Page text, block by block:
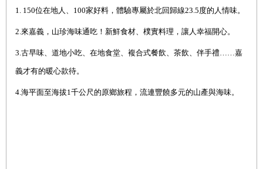
1. 150位在地人、100家好料，體驗專屬於北回歸線23.5度的人情味。
2. 來嘉義，山珍海味通吃！新鮮食材、樸實料理，讓人幸福開心。
3. 古早味、道地小吃、在地食堂、複合式餐飲、茶飲、伴手禮……嘉
義才有的暖心款待。
4. 海平面至海拔1千公尺的原鄉旅程，流連豐饒多元的山產與海味。